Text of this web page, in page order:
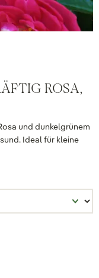
ROSA,
und dunkelgrünem
Ideal für kleine